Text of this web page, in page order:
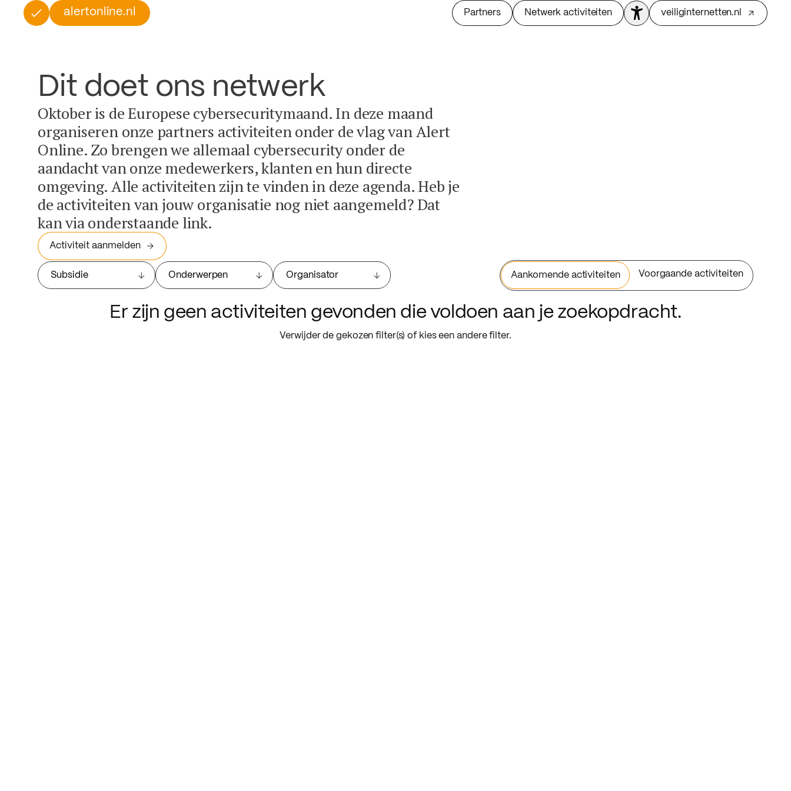
alertonline.nl Partners Netwerk activiteiten veiliginternetten.nl
Dit doet ons netwerk
Oktober is de Europese cybersecuritymaand. In deze maand
organiseren onze partners activiteiten onder de vlag van Alert
Online. Zo brengen we allemaal cybersecurity onder de
aandacht van onze medewerkers, klanten en hun directe
omgeving. Alle activiteiten zijn te vinden in deze agenda. Heb je
de activiteiten van jouw organisatie nog niet aangemeld? Dat
kan via onderstaande link.
Activiteit aanmelden
Subsidie Onderwerpen Organisator Aankomende activiteiten Voorgaande activiteiten
Er zijn geen activiteiten gevonden die voldoen aan je zoekopdracht.
Verwijder de gekozen filter(s) of kies een andere filter.